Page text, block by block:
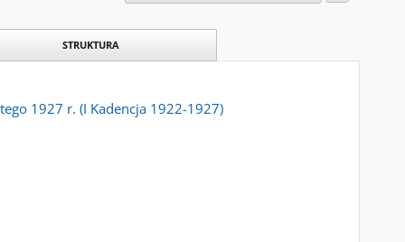
STRUKTURA
1927 r. (I Kadencja 1922-1927)